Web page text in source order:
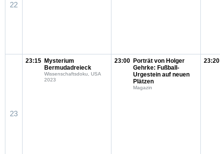
22
23
23:15 Mysterium
Bermudadreieck
Wissenschaftsdoku, USA
2023
23:00 Porträt von Holger
Gehrke: Fußball-
Urgestein auf neuen
Plätzen
Magazin
23:20